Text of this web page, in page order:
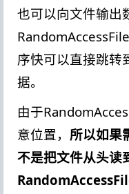
也可以向文件输出
序快可以直接跳转
据。
由于
意位置， 所以如果
不是把文件从头读